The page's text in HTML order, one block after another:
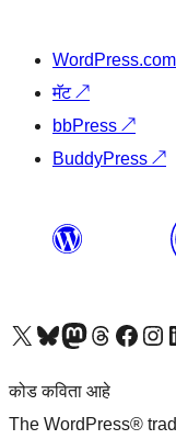
WordPress.com
मॅट↗
bbPress ↗
BuddyPress ↗
आमच्या X (एक्स) (पूर्वीचे ट्विटर) खात्याला भेट द्या आमच्या ब्लूस्की खात्याला भेट द्या.आमच्या Mastodon खात्याला भेट द्या.आमच्या थ्रेड्स खात्याला भेट द्या. आमच्या फेसबुक पेजला भेट द्या आमच्या इंस्टाग्राम खात्याला भेट द्या आमच्या
कोड कविता आहे
The WordPress®